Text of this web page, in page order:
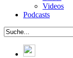
Videos
Podcasts